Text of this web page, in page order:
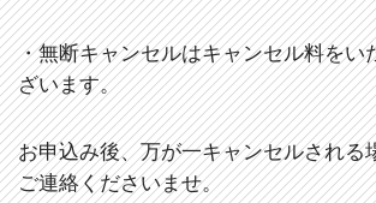
・無断キャンセルはキャンセル料をい
ざいます。
お申込み後、万が一キャンセルされる
ご連絡くださいませ。